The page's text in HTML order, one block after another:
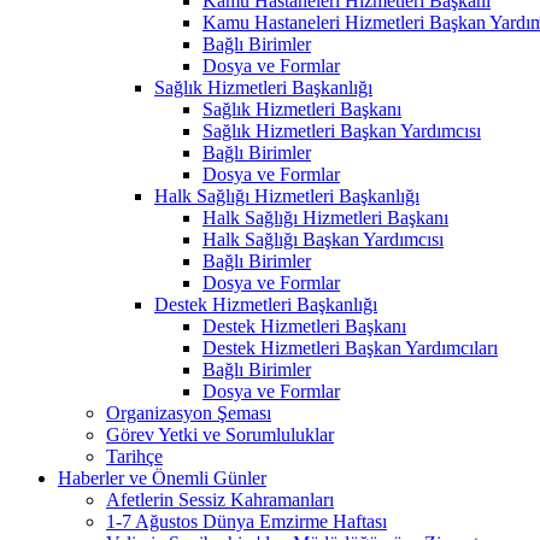
Kamu Hastaneleri Hizmetleri Başkan
Bağlı Birimler
Dosya ve Formlar
Sağlık Hizmetleri Başkanlığı
Sağlık Hizmetleri Başkanı
Sağlık Hizmetleri Başkan Yardımcısı
Bağlı Birimler
Dosya ve Formlar
Halk Sağlığı Hizmetleri Başkanlığı
Halk Sağlığı Hizmetleri Başkanı
Halk Sağlığı Başkan Yardımcısı
Bağlı Birimler
Dosya ve Formlar
Destek Hizmetleri Başkanlığı
Destek Hizmetleri Başkanı
Destek Hizmetleri Başkan Yardımcıları
Bağlı Birimler
Dosya ve Formlar
Organizasyon Şeması
Görev Yetki ve Sorumluluklar
Tarihçe
Haberler ve Önemli Günler
Afetlerin Sessiz Kahramanları
1-7 Ağustos Dünya Emzirme Haftası